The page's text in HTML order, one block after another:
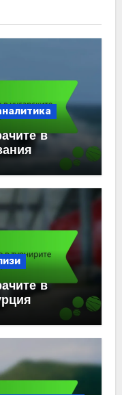
в
в